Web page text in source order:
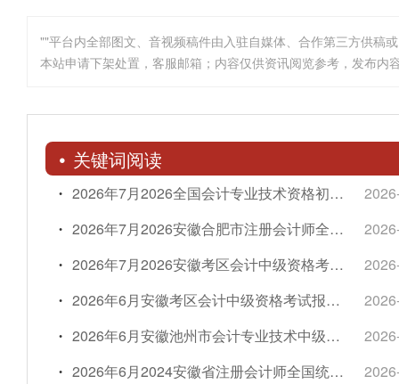
""平台内全部图文、音视频稿件由入驻自媒体、合作第三方供稿
本站申请下架处置，客服邮箱；内容仅供资讯阅览参考，发布
关键词阅读
2026年7月2026全国会计专业技术资格初、高级考试（合肥考区）顺利举行
2026年7月2026安徽合肥市注册会计师全国统一考试大纲—专业阶段考试和注册会计师全国统一考试大纲—综合阶段考试公告
2026年7月2026安徽考区会计中级资格考试报名（免试申请）热点解读小助手
2026年6月安徽考区会计中级资格考试报名（免试申请）热点解读小助手
2026年6月安徽池州市会计专业技术中级资格证书发放工作通知
2026年6月2024安徽省注册会计师全国统一考试成绩复核结果公告